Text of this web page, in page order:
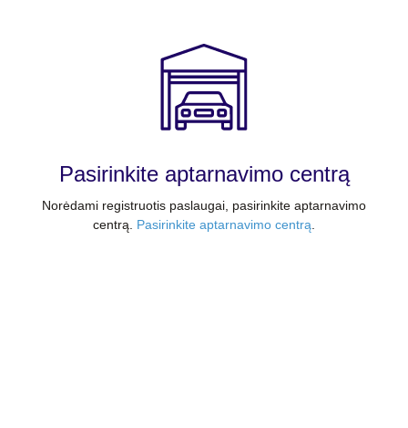
Pasirinkite aptarnavimo centrą
Norėdami registruotis paslaugai, pasirinkite aptarnavimo
centrą. Pasirinkite aptarnavimo centrą